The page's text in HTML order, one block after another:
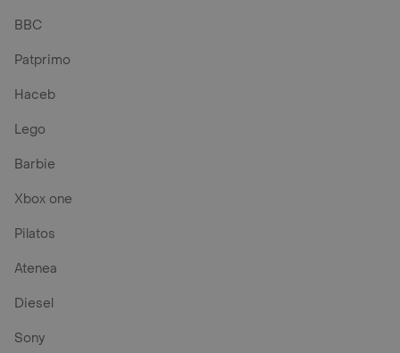
BBC
Patprimo
Haceb
Lego
Barbie
Xbox one
Pilatos
Atenea
Diesel
Sony